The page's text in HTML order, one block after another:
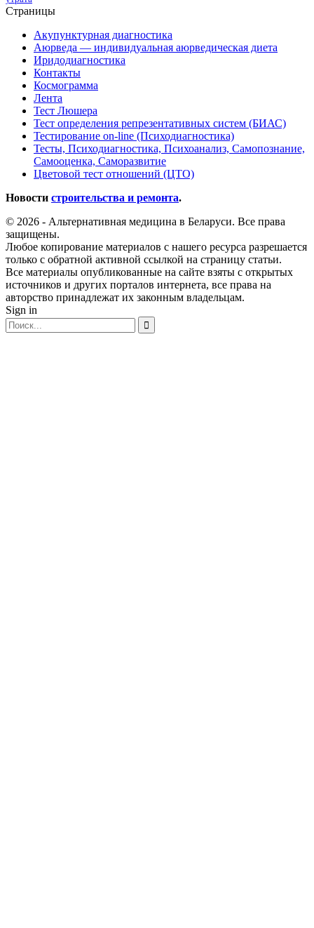
Страницы
Акупунктурная диагностика
Аюрведа — индивидуальная аюрведическая диета
Иридодиагностика
Контакты
Космограмма
Лента
Тест Люшера
Тест определения репрезентативных систем (БИАС)
Тестирование on-line (Психодиагностика)
Тесты, Психодиагностика, Психоанализ, Самопознание,
Самооценка, Саморазвитие
Цветовой тест отношений (ЦТО)
Новости строительства и ремонта.
© 2026 - Альтернативная медицина в Беларуси. Все права
защищены.
Любое копирование материалов с нашего ресурса разрешается
только с обратной активной ссылкой на страницу статьи.
Все материалы опубликованные на сайте взяты с открытых
источников и других порталов интернета, все права на
авторство принадлежат их законным владельцам.
Sign in